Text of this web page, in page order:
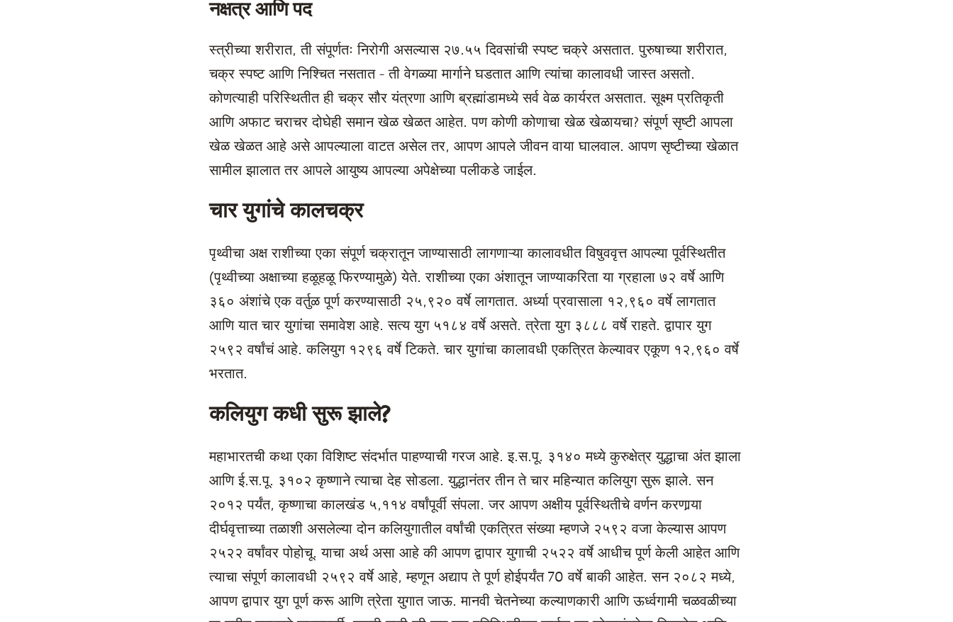
नक्षत्र आणि पद
स्त्रीच्या शरीरात, ती संपूर्णतः निरोगी असल्यास २७.५५ दिवसांची स्पष्ट चक्रे असतात. पुरुषाच्या शरीरात,
चक्र स्पष्ट आणि निश्चित नसतात - ती वेगळ्या मार्गाने घडतात आणि त्यांचा कालावधी जास्त असतो.
कोणत्याही परिस्थितीत ही चक्र सौर यंत्रणा आणि ब्रह्मांडामध्ये सर्व वेळ कार्यरत असतात. सूक्ष्म प्रतिकृती
आणि अफाट चराचर दोघेही समान खेळ खेळत आहेत. पण कोणी कोणाचा खेळ खेळायचा? संपूर्ण सृष्टी आपला
खेळ खेळत आहे असे आपल्याला वाटत असेल तर, आपण आपले जीवन वाया घालवाल. आपण सृष्टीच्या खेळात
सामील झालात तर आपले आयुष्य आपल्या अपेक्षेच्या पलीकडे जाईल.
चार युगांचे कालचक्र
पृथ्वीचा अक्ष राशीच्या एका संपूर्ण चक्रातून जाण्यासाठी लागणाऱ्या कालावधीत विषुववृत्त आपल्या पूर्वस्थितीत
(पृथ्वीच्या अक्षाच्या हळूहळू फिरण्यामुळे) येते. राशीच्या एका अंशातून जाण्याकरिता या ग्रहाला ७२ वर्षे आणि
३६० अंशांचे एक वर्तुळ पूर्ण करण्यासाठी २५,९२० वर्षे लागतात. अर्ध्या प्रवासाला १२,९६० वर्षे लागतात
आणि यात चार युगांचा समावेश आहे. सत्य युग ५१८४ वर्षे असते. त्रेता युग ३८८८ वर्षे राहते. द्वापार युग
२५९२ वर्षांचं आहे. कलियुग १२९६ वर्षे टिकते. चार युगांचा कालावधी एकत्रित केल्यावर एकूण १२,९६० वर्षे
भरतात.
कलियुग कधी सुरू झाले?
महाभारतची कथा एका विशिष्ट संदर्भात पाहण्याची गरज आहे. इ.स.पू. ३१४० मध्ये कुरुक्षेत्र युद्धाचा अंत झाला
आणि ई.स.पू. ३१०२ कृष्णाने त्याचा देह सोडला. युद्धानंतर तीन ते चार महिन्यात कलियुग सुरू झाले. सन
२०१२ पर्यंत, कृष्णाचा कालखंड ५,११४ वर्षांपूर्वी संपला. जर आपण अक्षीय पूर्वस्थितीचे वर्णन करणार्‍या
दीर्घवृत्ताच्या तळाशी असलेल्या दोन कलियुगातील वर्षांची एकत्रित संख्या म्हणजे २५९२ वजा केल्यास आपण
२५२२ वर्षांवर पोहोचू. याचा अर्थ असा आहे की आपण द्वापार युगाची २५२२ वर्षे आधीच पूर्ण केली आहेत आणि
त्याचा संपूर्ण कालावधी २५९२ वर्षे आहे, म्हणून अद्याप ते पूर्ण होईपर्यंत 70 वर्षे बाकी आहेत. सन २०८२ मध्ये,
आपण द्वापार युग पूर्ण करू आणि त्रेता युगात जाऊ. मानवी चेतनेच्या कल्याणकारी आणि ऊर्ध्वगामी चळवळीच्या